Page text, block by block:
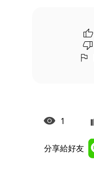
1
分享給好友